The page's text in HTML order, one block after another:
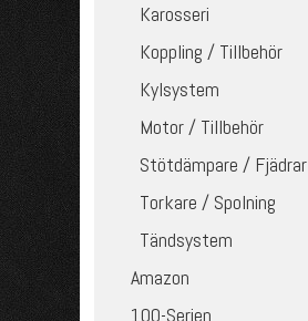
Karosseri
Koppling / Tillbehör
Kylsystem
Motor / Tillbehör
Stötdämpare / Fjädrar
Torkare / Spolning
Tändsystem
Amazon
100-Serien